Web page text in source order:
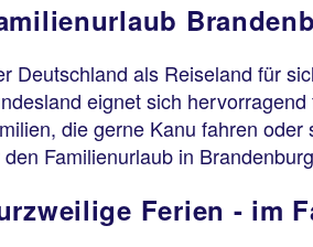
Deutschland als Reiseland für
eignet sich
die gerne Kanu fahren
den Familienurlaub in
Ferien - im